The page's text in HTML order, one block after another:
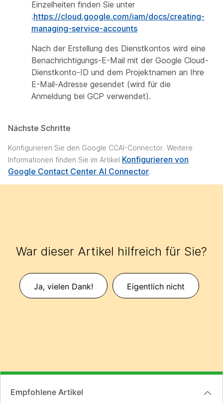
Einzelheiten finden Sie unter
.https://cloud.google.com/iam/docs/creating-
managing-service-accounts
Nach der Erstellung des Dienstkontos wird eine
Benachrichtigungs-E-Mail mit der Google Cloud-
Dienstkonto-ID und dem Projektnamen an Ihre
E-Mail-Adresse gesendet (wird für die
Anmeldung bei GCP verwendet).
Nächste Schritte
Konfigurieren Sie den Google CCAI-Connector. Weitere
Informationen finden Sie im Artikel Konfigurieren von
Google Contact Center AI Connector
War dieser Artikel hilfreich für Sie?
Ja, vielen Dank! Eigentlich nicht
Empfohlene Artikel